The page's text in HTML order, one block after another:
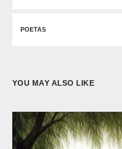
POETAS
YOU MAY ALSO LIKE